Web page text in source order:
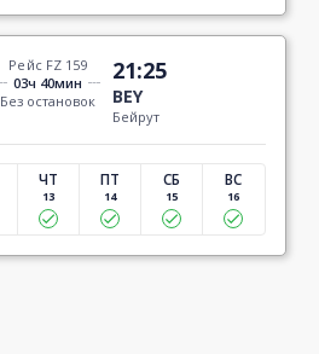
Рейс FZ 159
03ч 40мин
Без остановок
21:25
BEY
Бейрут
ЧТ
13
ПТ
14
СБ
15
ВС
16